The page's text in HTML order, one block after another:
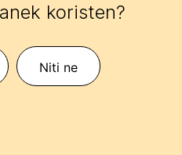
koristen?
Niti ne